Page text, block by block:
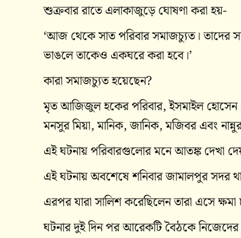
শুক্রবার রাতে এলাকাজুড়ে ঘোষণা করা হয়-
‘আজ থেকে সাত পরিবার সমাজচ্যুত। তাদের
ভাঙলে তাকেও একঘরে করা হবে।’
কারা সমাজচ্যুত হয়েছেন?
মৃত আজিজুল হকের পরিবার, ইসমাইল হোসেন
মনসুর মিয়া, মানিক, জানিক, মজিবর এবং
এই ঘটনায় পরিবারগুলোর মনে আতঙ্ক দেখা
এই ঘটনায় অবশেষে শনিবার জামালপুর সদর
এরপর যারা সালিশ করেছিলেন তারা এসে
ঘটনার দুই দিন পর আরেকটি বৈঠকে নিজেদের